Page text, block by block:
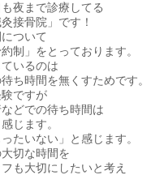
夜まで診療してる
灸接骨院」です！
ついて
制」をとっております。
いるのは
ち時間を無くすためです。
ですが
どでの待ち時間は
じます。
たいない」と感じます。
切な時間を
も大切にしたいと考え